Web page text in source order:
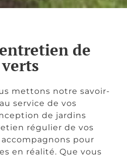
de
mettons notre savoir-
service de vos
de jardins
régulier de vos
pour
en réalité. Que vous